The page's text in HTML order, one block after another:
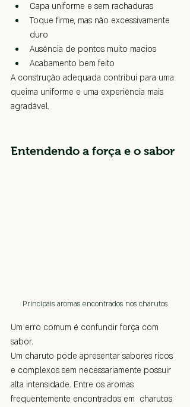
Capa uniforme e sem rachaduras
Toque firme, mas não excessivamente
duro
Ausência de pontos muito macios
Acabamento bem feito
A construção adequada contribui para uma
queima uniforme e uma experiência mais
agradável.
Entendendo a força e o sabor
Principais aromas encontrados nos charutos
Um erro comum é confundir força com
sabor.
Um charuto pode apresentar sabores ricos
e complexos sem necessariamente possuir
alta intensidade. Entre os aromas
frequentemente encontrados em  charutos